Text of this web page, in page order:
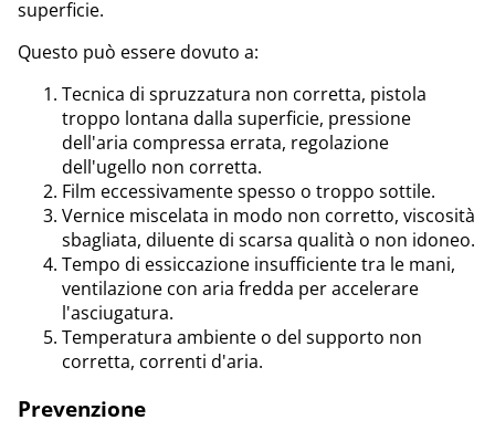
superficie.
Questo può essere dovuto a:
Tecnica di spruzzatura non corretta, pistola
troppo lontana dalla superficie, pressione
dell'aria compressa errata, regolazione
dell'ugello non corretta.
Film eccessivamente spesso o troppo sottile.
Vernice miscelata in modo non corretto, viscosità
sbagliata, diluente di scarsa qualità o non idoneo.
Tempo di essiccazione insufficiente tra le mani,
ventilazione con aria fredda per accelerare
l'asciugatura.
Temperatura ambiente o del supporto non
corretta, correnti d'aria.
Prevenzione